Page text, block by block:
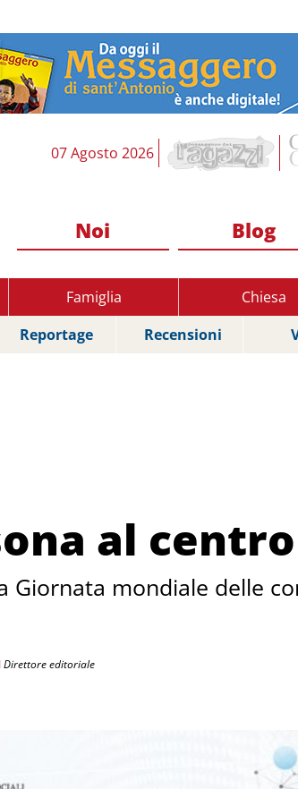
07 Agosto 2026
Noi Blog
Famiglia Chiesa
Reportage Recensioni
al centro
Giornata mondiale delle
Direttore editoriale